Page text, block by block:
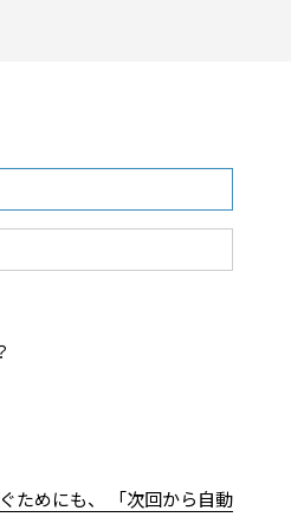
ためにも、 「次回から自動